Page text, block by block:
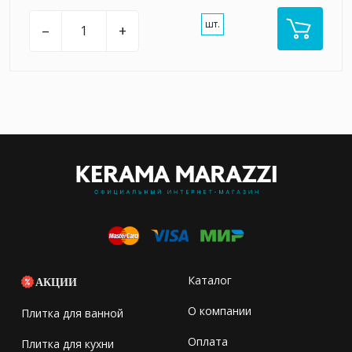
– + шт.
АКЦИИ
Плитка для ванной
Плитка для кухни
Каталог
О компании
Оплата